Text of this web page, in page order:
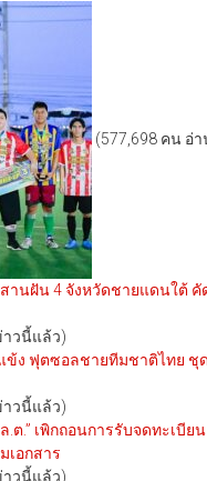
(577,698 คน อ่
านฝัน 4 จังหวัดชายแดนใต้ คั
าวนี้แล้ว)
ข้ง ฟุตซอลชายทีมชาติไทย ชุ
าวนี้แล้ว)
ล.ต.” เพิกถอนการรับจดทะเบี
เอกสาร
าวนี้แล้ว)